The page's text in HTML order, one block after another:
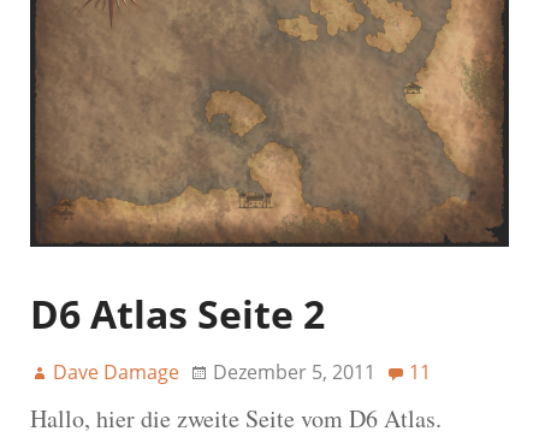
D6 Atlas Seite 2
Dave Damage Dezember 5, 2011 11
Hallo, hier die zweite Seite vom D6 Atlas.